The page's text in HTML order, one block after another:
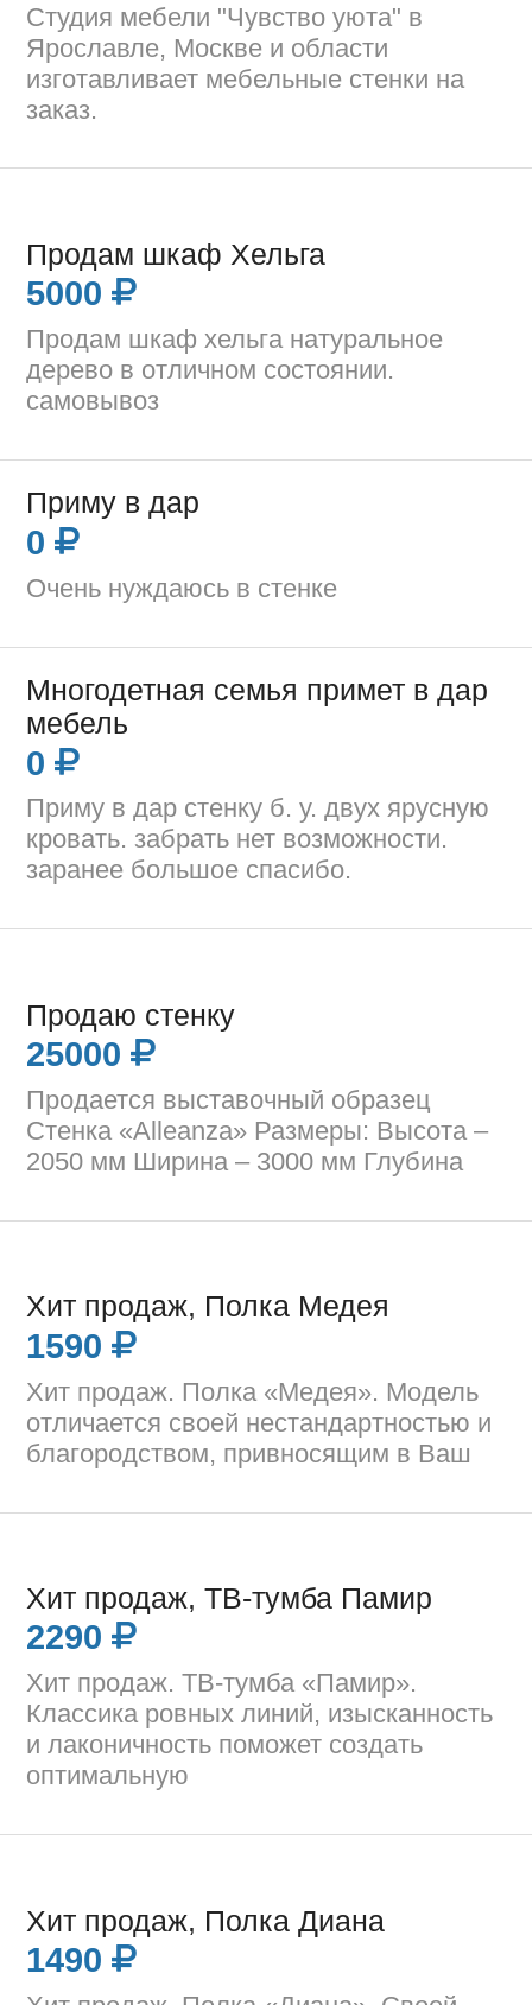
Студия мебели "Чувство уюта" в
Ярославле, Москве и области
изготавливает мебельные стенки на
заказ.
Продам шкаф Хельга
5000
Продам шкаф хельга натуральное
дерево в отличном состоянии.
самовывоз
Приму в дар
0
Очень нуждаюсь в стенке
Многодетная семья примет в дар
мебель
0
Приму в дар стенку б. у. двух ярусную
кровать. забрать нет возможности.
заранее большое спасибо.
Продаю стенку
25000
Продается выставочный образец
Стенка «Alleanza» Размеры: Высота –
2050 мм Ширина – 3000 мм Глубина
Хит продаж, Полка Медея
1590
Хит продаж. Полка «Медея». Модель
отличается своей нестандартностью и
благородством, привносящим в Ваш
Хит продаж, ТВ-тумба Памир
2290
Хит продаж. ТВ-тумба «Памир».
Классика ровных линий, изысканность
и лаконичность поможет создать
оптимальную
Хит продаж, Полка Диана
1490